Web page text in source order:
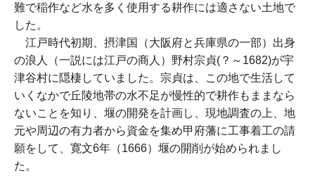
難で稲作など水を多く使用する耕作には適さない土地で
した。
江戸時代初期、摂津国（大阪府と兵庫県の一部）出身
の浪人（一説には江戸の商人）野村宗貞(？～1682)が宇
津谷村に隠棲していました。宗貞は、この地で生活して
いくなかで丘陵地帯の水不足が慢性的で耕作もままなら
ないことを知り、堰の開発を計画し、現地調査の上、地
元や周辺の有力者から資金を集め甲府藩に工事着工の請
願をして、寛文6年（1666）堰の開削が始められまし
た。